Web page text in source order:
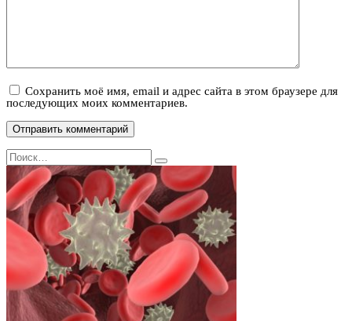
Сохранить моё имя, email и адрес сайта в этом браузере для
последующих моих комментариев.
Search
for: